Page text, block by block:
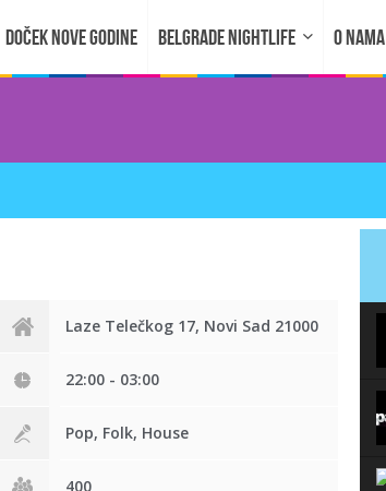
DOČEK NOVE GODINE BELGRADE NIGHTLIFE O NAMA
Laze Telečkog 17, Novi Sad 21000
22:00 - 03:00
Pop, Folk, House
400